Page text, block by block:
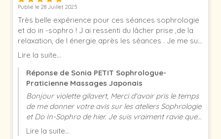
Publié le 28 Juillet 2025
Très belle expérience pour ces séances sophrologie
et do in -sophro ! J ai ressenti du lâcher prise ,de la
relaxation, de l énergie après les séances . Je me suis
laissé embarqué par Sonia dans la visualisation ! Le
c est passé trop vite ! Merci Sonia ! je refairai avec
grand plaisir. Je recommande a 100% .
Lire la suite...
Réponse de Sonia PETIT Sophrologue-
Praticienne Massages Japonais
Bonjour violette gilavert, Merci d'avoir pris le temps
de me donner votre avis sur les ateliers Sophrologie
et Do In-Sophro de hier. Je suis vraiment ravie que
cela vous ait plu et vous a apporté de la détente et
Lire la suite...